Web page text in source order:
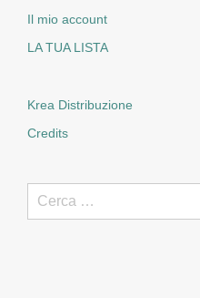
Il mio account
LA TUA LISTA
Krea Distribuzione
Credits
per: